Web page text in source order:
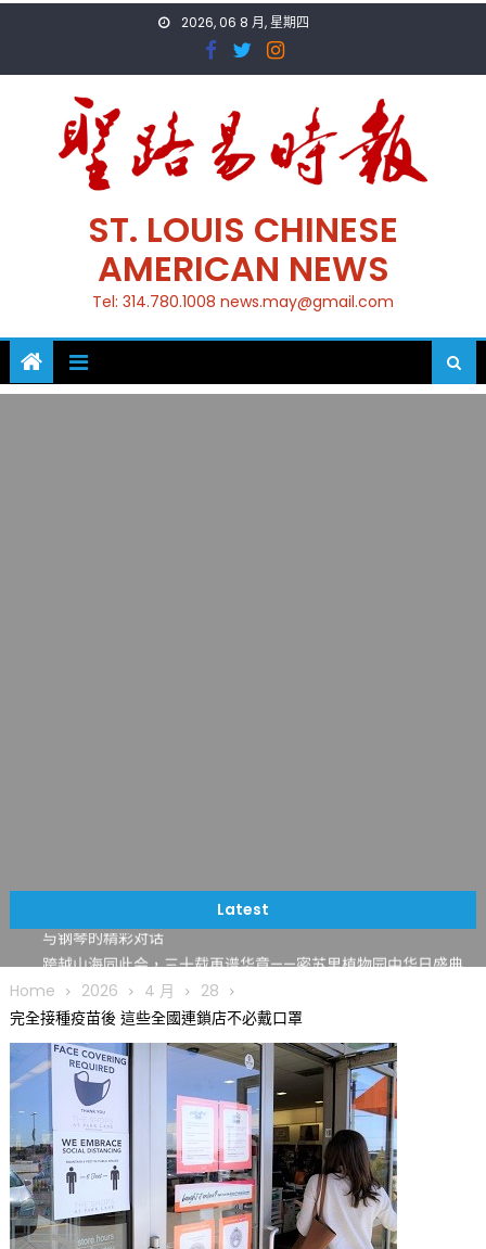
2026, 06 8 月, 星期四
ST. LOUIS CHINESE
AMERICAN NEWS
Tel: 314.780.1008 news.may@gmail.com
Latest
筝声与琴韵交汇：刘励(Li Statler)与钢琴家Darek演绎一场古筝
跨越山海同此会，三十载再谱华章——密苏里植物园中华日盛典
圣路易龙舟俱乐部5月16日龙舟体验日 邀请各界亲身体验划行乐
趣 + 水上竞速魅力
三十二载跨越时空的相逢
执掌密苏里植物园近四十年 致力推动全球植物多样性研究与中美
合作 Peter Raven 博士逝世 享年89岁
一晃三十年，初夏又相逢。中华日，等你来赴约 —— 密苏里植物
园“中华日三十周年特别报道（五）
筝声与琴韵交汇：刘励(Li Statler)与钢琴家Darek演绎一场古筝
与钢琴的精彩对话
Home 2026 4 月
28
完全接種疫苗後 這些全國連鎖店不必戴口罩